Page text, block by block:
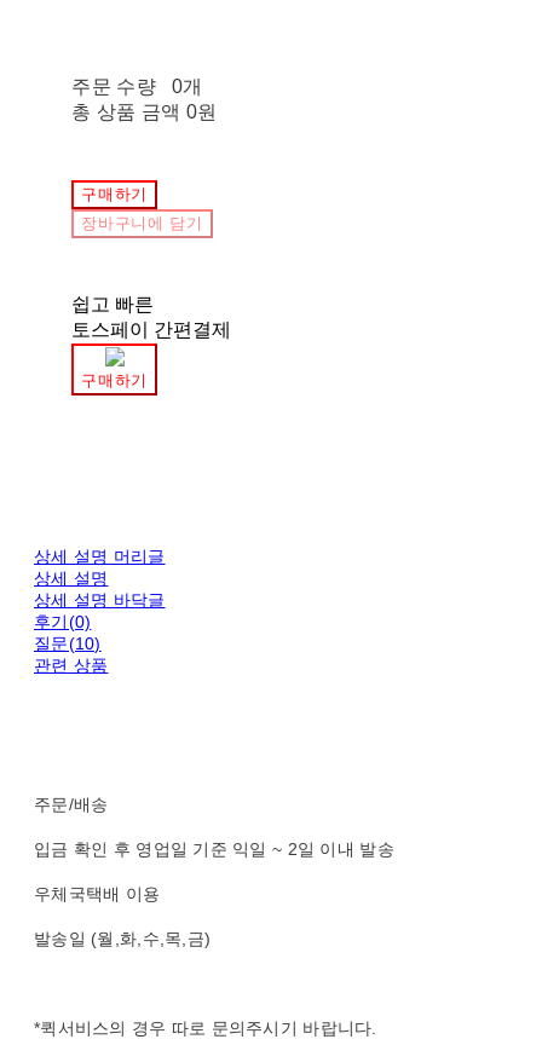
주문 수량
0개
총 상품 금액 0원
구매하기
장바구니에 담기
쉽고 빠른
토스페이 간편결제
구매하기
상세 설명 머리글
상세 설명
상세 설명 바닥글
후기(0)
질문(10)
관련 상품
주문/배송
입금 확인 후 영업일 기준 익일 ~ 2일 이내 발송
우체국택배 이용
발송일 (월,화,수,목,금)
*퀵서비스의 경우 따로 문의주시기 바랍니다.